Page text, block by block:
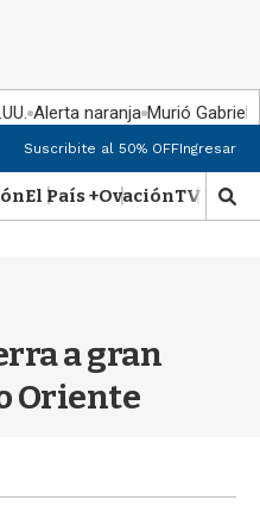
Alerta naranja Murió Gabriel
Suscribite al 50% OFFIngresar
El País +OvaciónTV Show
M
o
e
a gran
Oriente